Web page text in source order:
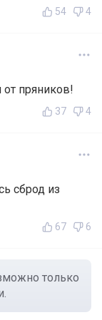
54 4
пряников!
37 4
сброд из
67 6
только